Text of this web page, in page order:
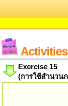
Activities
Exercise 15
(การใช้สำนวน